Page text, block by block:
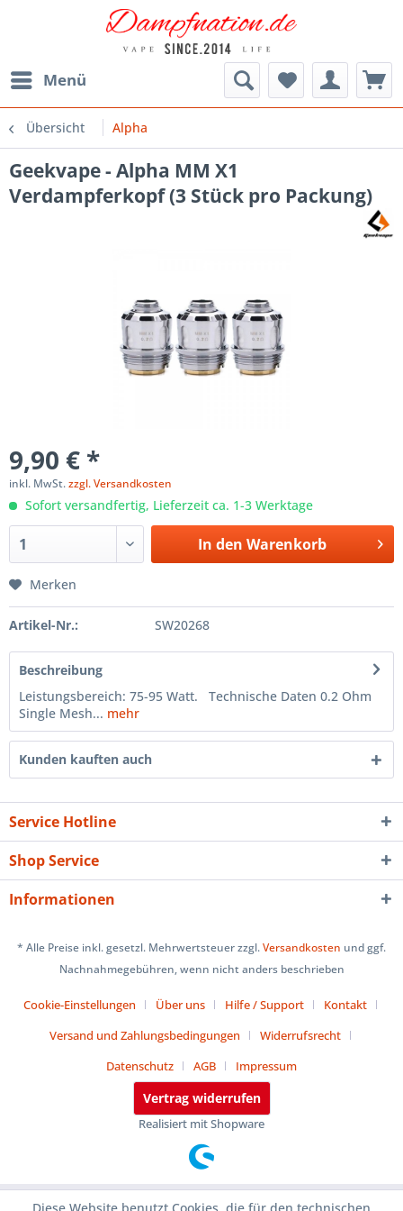
Menü
Übersicht Alpha
Geekvape - Alpha MM X1
Verdampferkopf (3 Stück pro Packung)
9,90 € *
inkl. MwSt.zzgl. Versandkosten
Sofort versandfertig, Lieferzeit ca. 1-3 Werktage
In den Warenkorb
Merken
Artikel-Nr.: SW20268
Beschreibung
Leistungsbereich: 75-95 Watt. Technische Daten 0.2 Ohm
Single Mesh... mehr
Kunden kauften auch
Service Hotline
Shop Service
Informationen
* Alle Preise inkl. gesetzl. Mehrwertsteuer zzgl.Versandkosten und ggf.
Nachnahmegebühren, wenn nicht anders beschrieben
Cookie-Einstellungen Über uns Hilfe / Support
Kontakt
Versand und Zahlungsbedingungen
Widerrufsrecht
Datenschutz
AGB Impressum
Vertrag widerrufen
Realisiert mit Shopware